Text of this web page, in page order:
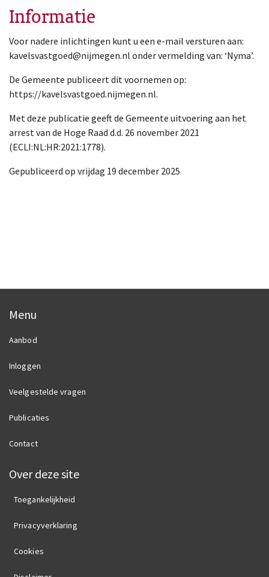
Informatie
Voor nadere inlichtingen kunt u een e-mail versturen aan:
kavelsvastgoed@nijmegen.nl onder vermelding van: ‘Nyma’.
De Gemeente publiceert dit voornemen op:
https://kavelsvastgoed.nijmegen.nl.
Met deze publicatie geeft de Gemeente uitvoering aan het
arrest van de Hoge Raad d.d. 26 november 2021
(ECLI:NL:HR:2021:1778).
Gepubliceerd op vrijdag 19 december 2025
Menu
Aanbod
Inloggen
Veelgestelde vragen
Publicaties
Contact
Over deze site
Toegankelijkheid
Privacyverklaring
Cookies